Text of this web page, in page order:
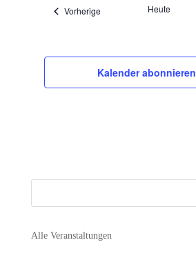
Vorherige Veranstaltungen
Heute
Kalender abonnieren
Alle Veranstaltungen